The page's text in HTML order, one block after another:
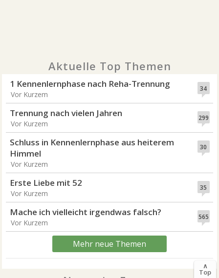
Aktuelle Top Themen
34
1 Kennenlernphase nach Reha-Trennung
Vor Kurzem
299
Trennung nach vielen Jahren
Vor Kurzem
30
Schluss in Kennenlernphase aus heiterem
Himmel
Vor Kurzem
35
Erste Liebe mit 52
Vor Kurzem
565
Mache ich vielleicht irgendwas falsch?
Vor Kurzem
Mehr neue Themen
∧
Top